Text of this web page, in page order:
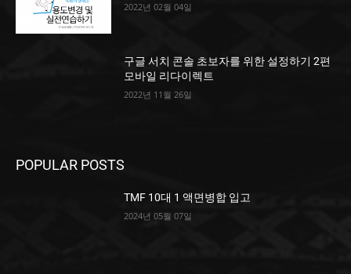
2022년 02월 04일
구글 서치 콘솔 초보자를 위한 설정하기 2편
모바일 리다이렉트
2022년 11월 26일
POPULAR POSTS
TMF 10대 1 액면병합 입고
2024년 05월 07일